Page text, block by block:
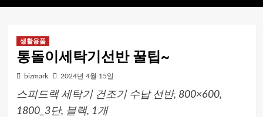
생활용품
통돌이세탁기선반 꿀팁~
bizmark 2024년 4월 15일
스피드랙 세탁기 건조기 수납 선반, 800×600,
1800_3단, 블랙, 1개